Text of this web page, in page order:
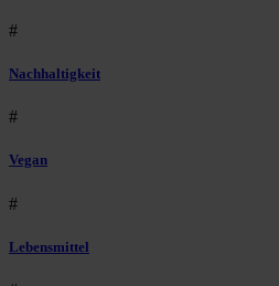
#
Nachhaltigkeit
#
Vegan
#
Lebensmittel